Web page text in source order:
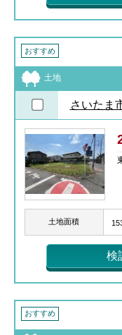
おすすめ
土地
さいたま
土地面積
検
おすすめ